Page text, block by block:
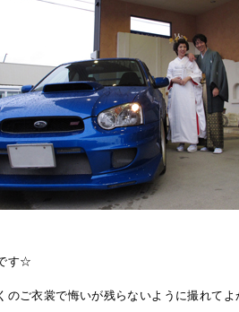
す☆
のご衣裳で悔いが残らないように撮れて